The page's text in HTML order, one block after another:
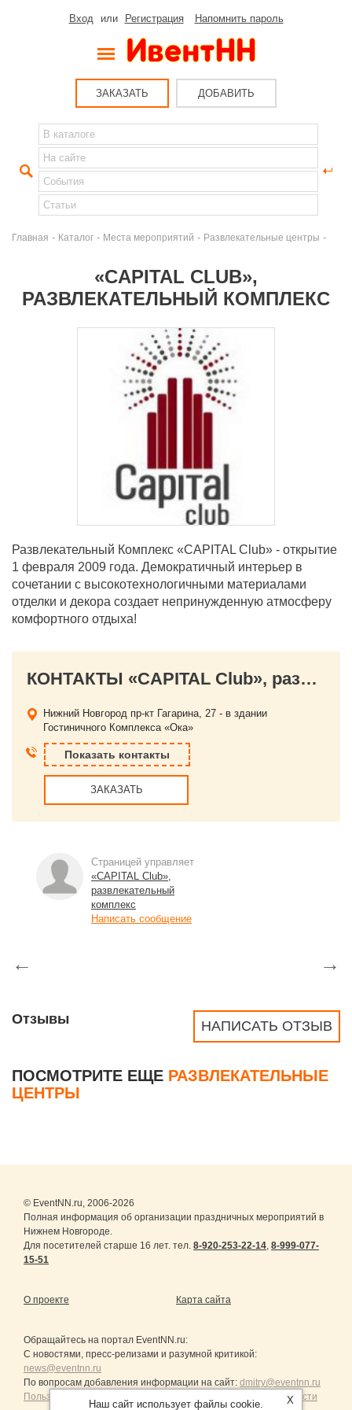
Вход или Регистрация Напомнить пароль
ЗАКАЗАТЬ ДОБАВИТЬ
Главная - Каталог - Места мероприятий - Развлекательные центры -
«CAPITAL CLUB»,
РАЗВЛЕКАТЕЛЬНЫЙ КОМПЛЕКС
Развлекательный Комплекс «CAPITAL Club» - открытие
1 февраля 2009 года. Демократичный интерьер в
сочетании с высокотехнологичными материалами
отделки и декора создает непринужденную атмосферу
комфортного отдыха!
КОНТАКТЫ «CAPITAL Club», развлекательный комплекс
Нижний Новгород пр-кт Гагарина, 27 - в здании
Гостиничного Комплекса «Ока»
Показать контакты
ЗАКАЗАТЬ
Страницей управляет
«CAPITAL Club»,
развлекательный
комплекс
Написать сообщение
← →
НАПИСАТЬ ОТЗЫВ
Отзывы
ПОСМОТРИТЕ ЕЩЕ РАЗВЛЕКАТЕЛЬНЫЕ
ЦЕНТРЫ
© EventNN.ru, 2006-2026
Полная информация об организации праздничных мероприятий в
Нижнем Новгороде.
Для посетителей старше 16 лет. тел. 8-920-253-22-14, 8-999-077-
15-51
О проекте Карта сайта
Обращайтесь на портал EventNN.ru:
С новостями, пресс-релизами и разумной критикой:
news@eventnn.ru
По вопросам добавления информации на сайт: dmitry@eventnn.ru
Пользовательское Соглашение и политика конфиденциальности
X
Наш сайт использует файлы cookie.